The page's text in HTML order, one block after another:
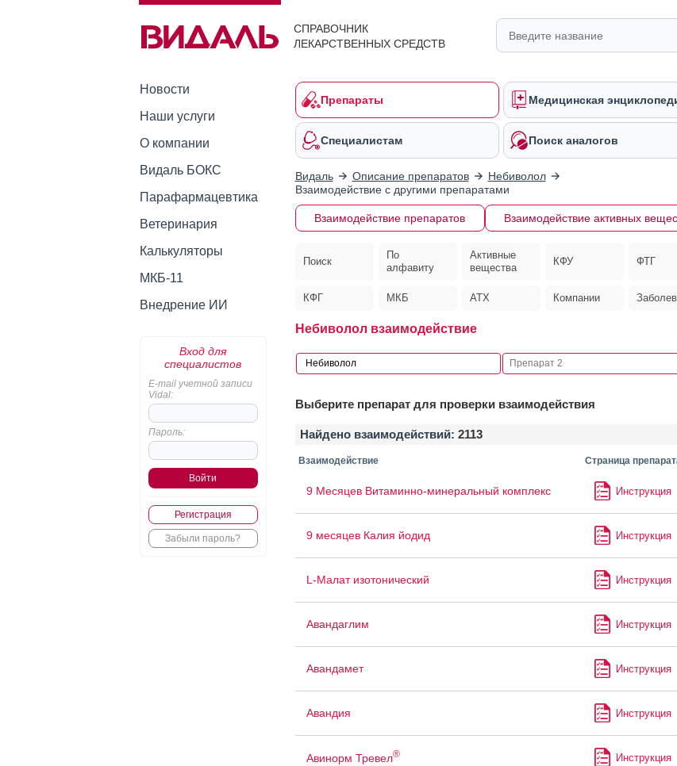
СПРАВОЧНИК
ЛЕКАРСТВЕННЫХ СРЕДСТВ
Новости
Наши услуги
О компании
Видаль БОКС
Парафармацевтика
Ветеринария
Калькуляторы
МКБ-11
Внедрение ИИ
Вход для
специалистов
E-mail учетной записи
Vidal:
Пароль:
Регистрация
Забыли пароль?
Препараты Медицинская
Специалистам Поиск аналогов
Видаль Описание препаратов
Небиволол
Взаимодействие с другими препаратами
Взаимодействие препаратов Взаимодействие активных
Поиск
По
алфавиту
Активные
вещества
КФУ ФТГ
КФГ МКБ АТХ Компании
Небиволол взаимодействие
Выберите препарат для проверки взаимодействия
Найдено взаимодействий: 2113
Взаимодействие Страница
9 Месяцев Витаминно-минеральный комплекс Инструкция
9 месяцев Калия йодид Инструкция
L-Малат изотонический Инструкция
Авандаглим Инструкция
Авандамет Инструкция
Авандия Инструкция
Авинорм Тревел® Инструкция